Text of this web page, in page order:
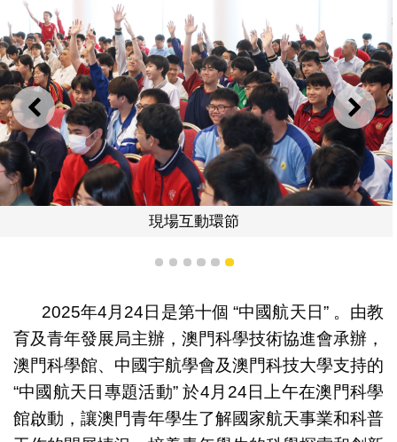
上一則 下一
現場互動環節
1 2 3 4 5 6
2025年4月24日是第十個 “中國航天日” 。由教
育及青年發展局主辦，澳門科學技術協進會承辦，
澳門科學館、中國宇航學會及澳門科技大學支持的
“中國航天日專題活動” 於4月24日上午在澳門科學
館啟動，讓澳門青年學生了解國家航天事業和科普